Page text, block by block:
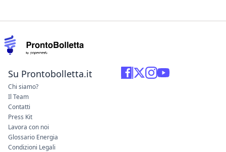
Su Prontobolletta.it
Chi siamo?
Il Team
Contatti
Press Kit
Lavora con noi
Glossario Energia
Condizioni Legali